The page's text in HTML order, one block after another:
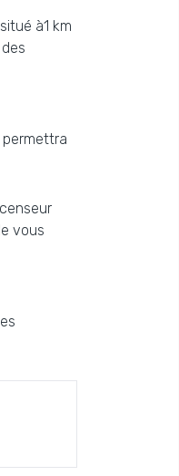
à1 km
permettra
vous